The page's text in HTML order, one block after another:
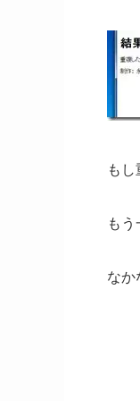
も
も
なか